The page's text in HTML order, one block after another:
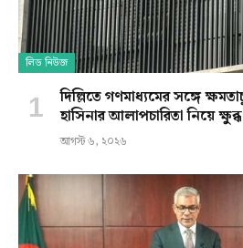
লিড নিউজ
দিল্লিতে গণমাধ্যমের সঙ্গে
হাসিনার আলাপচারিতা নিয়ে
আগস্ট ৬, ২০২৬